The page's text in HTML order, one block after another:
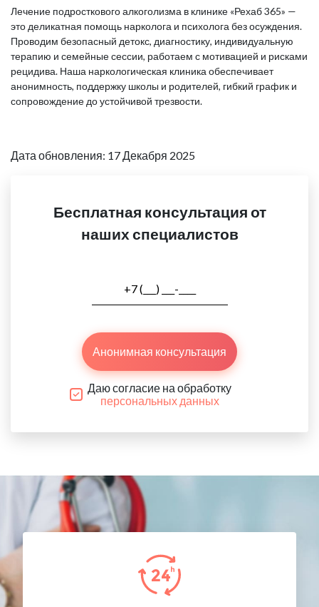
Лечение подросткового алкоголизма в клинике «Рехаб 365» —
это деликатная помощь нарколога и психолога без осуждения.
Проводим безопасный детокс, диагностику, индивидуальную
терапию и семейные сессии, работаем с мотивацией и рисками
рецидива. Наша наркологическая клиника обеспечивает
анонимность, поддержку школы и родителей, гибкий график и
сопровождение до устойчивой трезвости.
Дата обновления: 17 Декабря 2025
Бесплатная консультация от
наших специалистов
Анонимная консультация
Даю согласие на обработку
персональных данных